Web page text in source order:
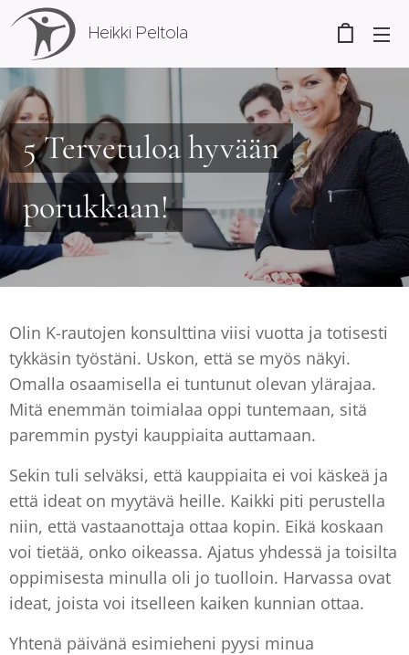
Heikki Peltola
5 Tervetuloa hyvään
porukkaan!
Olin K-rautojen konsulttina viisi vuotta ja totisesti
tykkäsin työstäni. Uskon, että se myös näkyi.
Omalla osaamisella ei tuntunut olevan ylärajaa.
Mitä enemmän toimialaa oppi tuntemaan, sitä
paremmin pystyi kauppiaita auttamaan.
Sekin tuli selväksi, että kauppiaita ei voi käskeä ja
että ideat on myytävä heille. Kaikki piti perustella
niin, että vastaanottaja ottaa kopin. Eikä koskaan
voi tietää, onko oikeassa. Ajatus yhdessä ja toisilta
oppimisesta minulla oli jo tuolloin. Harvassa ovat
ideat, joista voi itselleen kaiken kunnian ottaa.
Yhtenä päivänä esimieheni pyysi minua